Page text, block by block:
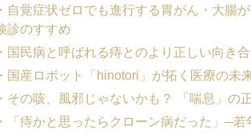
自覚症状ゼロでも進行する胃がん・大腸
診のすすめ
国民病と呼ばれる痔とのより正しい向き
国産ロボット「hinotori」が拓く医療の
その咳、風邪じゃないかも？ 「喘息」の
「痔かと思ったらクローン病だった」─